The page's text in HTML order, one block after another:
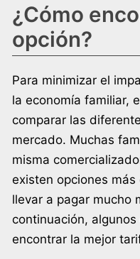
¿Cómo
opción?
Para minimizar el
la economía familiar,
comparar las
mercado. Muchas
misma
existen opciones
llevar a pagar mucho
continuación,
encontrar la mejor